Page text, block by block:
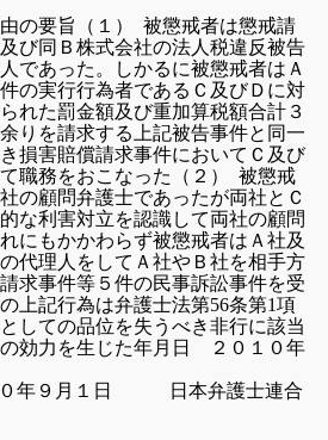
の要旨
（１）
被懲戒者は懲戒請
び同Ｂ株式会社の法人税違反被告
であった。しかるに被懲戒者はＡ
の実行行為者であるＣ及びＤに対
れた罰金額及び重加算税額合計３
りを請求する上記被告事件と同一
損害賠償請求事件においてＣ及び
職務をおこなった
（２）
被懲戒
の顧問弁護士であったが両社とＣ
な利害対立を認識して両社の顧問
にもかかわらず被懲戒者はＡ社及
代理人をしてＡ社やＢ社を相手方
求事件等５件の民事訴訟事件を受
上記行為は弁護士法第56条第1項
しての品位を失うべき非行に該当
効力を生じた年月日 ２０１０年
０年９月１日 日本弁護士連合